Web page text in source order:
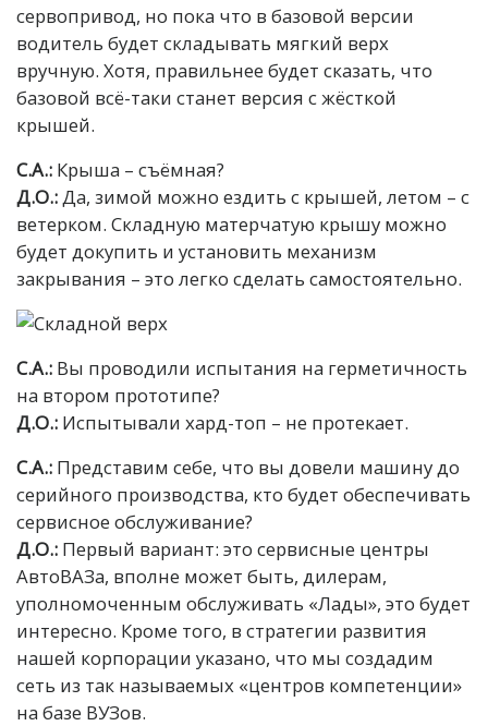
сервопривод, но пока что в базовой версии
водитель будет складывать мягкий верх
вручную. Хотя, правильнее будет сказать, что
базовой всё-таки станет версия с жёсткой
крышей.
С.А.: Крыша – съёмная?
Д.О.: Да, зимой можно ездить с крышей, летом – с
ветерком. Складную матерчатую крышу можно
будет докупить и установить механизм
закрывания – это легко сделать самостоятельно.
С.А.: Вы проводили испытания на герметичность
на втором прототипе?
Д.О.: Испытывали хард-топ – не протекает.
С.А.: Представим себе, что вы довели машину до
серийного производства, кто будет обеспечивать
сервисное обслуживание?
Д.О.: Первый вариант: это сервисные центры
АвтоВАЗа, вполне может быть, дилерам,
уполномоченным обслуживать «Лады», это будет
интересно. Кроме того, в стратегии развития
нашей корпорации указано, что мы создадим
сеть из так называемых «центров компетенции»
на базе ВУЗов.